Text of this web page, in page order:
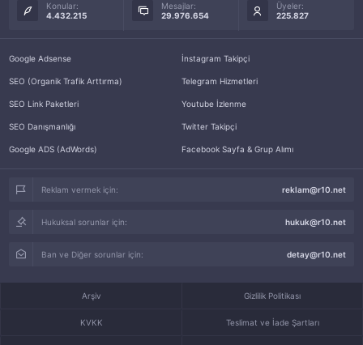
Konular:
4.432.215
Mesajlar:
29.976.654
Üyeler:
225.827
Google Adsense
SEO (Organik Trafik Arttırma)
SEO Link Paketleri
SEO Danışmanlığı
Google ADS (AdWords)
İnstagram Takipçi
Telegram Hizmetleri
Youtube İzlenme
Twitter Takipçi
Facebook Sayfa & Grup Alımı
Reklam vermek için: reklam@r10.net
Hukuksal sorunlar için: hukuk@r10.net
Ban ve Diğer sorunlar için: detay@r10.net
Arşiv Gizlilik Politikası
KVKK Teslimat ve İade Şartları